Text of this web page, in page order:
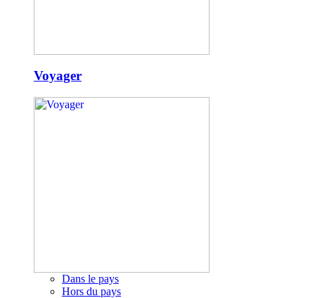
Voyager
Dans le pays
Hors du pays